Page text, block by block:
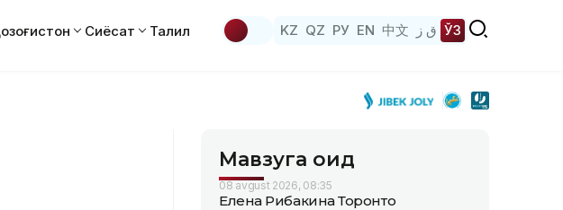
Сиёсат Таҳлил KZ QZ РУ EN 中文 ق ز ЎЗ
Мавзуга оид
08 avgust 2026, 08:35
Елена Рибакина Торонто